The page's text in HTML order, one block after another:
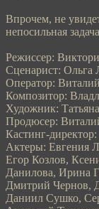
Впрочем, не
непосильная
Режиссер:
Сценарист: Ольга
Оператор:
Композитор:
Художник:
Продюсер:
Кастинг-
Актеры: Евгения
Егор Козлов,
Данилова, Ирина
Дмитрий Чернов,
Даниил Сушко,